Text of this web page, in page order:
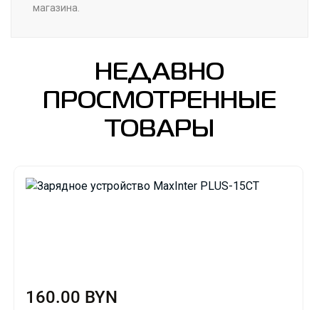
магазина.
НЕДАВНО
ПРОСМОТРЕННЫЕ
ТОВАРЫ
160.00 BYN